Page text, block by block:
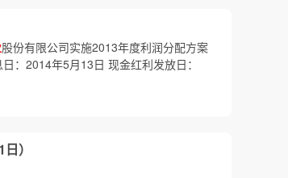
股份有限公司实施2013年度利润分配方案
：2014年5月13日 现金红利发放日：
）